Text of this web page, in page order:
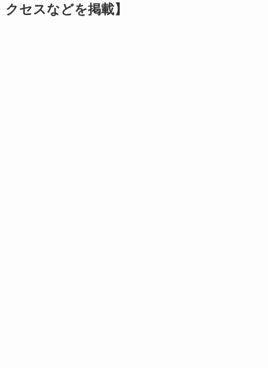
クセスなどを掲載】